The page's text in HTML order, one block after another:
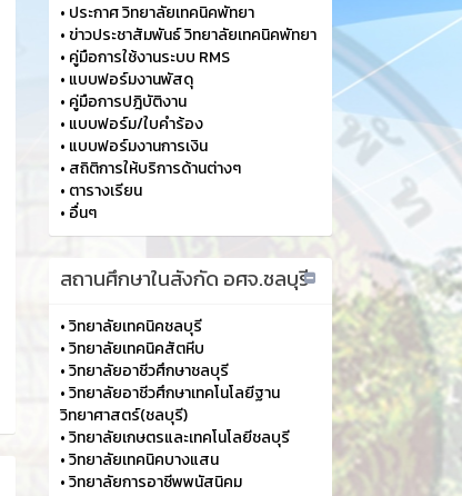
• ประกาศ วิทยาลัยเทคนิคพัทยา
• ข่าวประชาสัมพันธ์ วิทยาลัยเทคนิคพัทยา
• คู่มือการใช้งานระบบ RMS
• แบบฟอร์มงานพัสดุ
• คู่มือการปฎิบัติงาน
• แบบฟอร์ม/ใบคำร้อง
• แบบฟอร์มงานการเงิน
• สถิติการให้บริการด้านต่างๆ
• ตารางเรียน
• อื่นๆ
สถานศึกษาในสังกัด อศจ.ชลบุรี
•วิทยาลัยเทคนิคชลบุรี
•วิทยาลัยเทคนิคสัตหีบ
•วิทยาลัยอาชีวศึกษาชลบุรี
•วิทยาลัยอาชีวศึกษาเทคโนโลยีฐาน
วิทยาศาสตร์(ชลบุรี)
•วิทยาลัยเกษตรและเทคโนโลยีชลบุรี
•วิทยาลัยเทคนิคบางแสน
•วิทยาลัยการอาชีพพนัสนิคม